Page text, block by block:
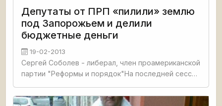
Депутаты от ПРП «пилили» землю
под Запорожьем и делили
бюджетные деньги
19-02-2013
Сергей Соболев - либерал, член проамериканской
партии "Реформы и порядок"На последней сессии
настойчиво «попросили» из состава депутатских